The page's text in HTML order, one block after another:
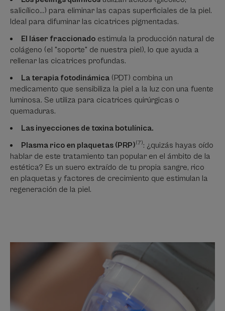
salicílico...) para eliminar las capas superficiales de la piel.
Ideal para difuminar las cicatrices pigmentadas.
El láser fraccionado estimula la producción natural de
colágeno (el "soporte" de nuestra piel), lo que ayuda a
rellenar las cicatrices profundas.
La terapia fotodinámica (PDT) combina un
medicamento que sensibiliza la piel a la luz con una fuente
luminosa. Se utiliza para cicatrices quirúrgicas o
quemaduras.
Las inyecciones de toxina botulínica.
Plasma rico en plaquetas (PRP)(7): ¿quizás hayas oído
hablar de este tratamiento tan popular en el ámbito de la
estética? Es un suero extraído de tu propia sangre, rico
en plaquetas y factores de crecimiento que estimulan la
regeneración de la piel.